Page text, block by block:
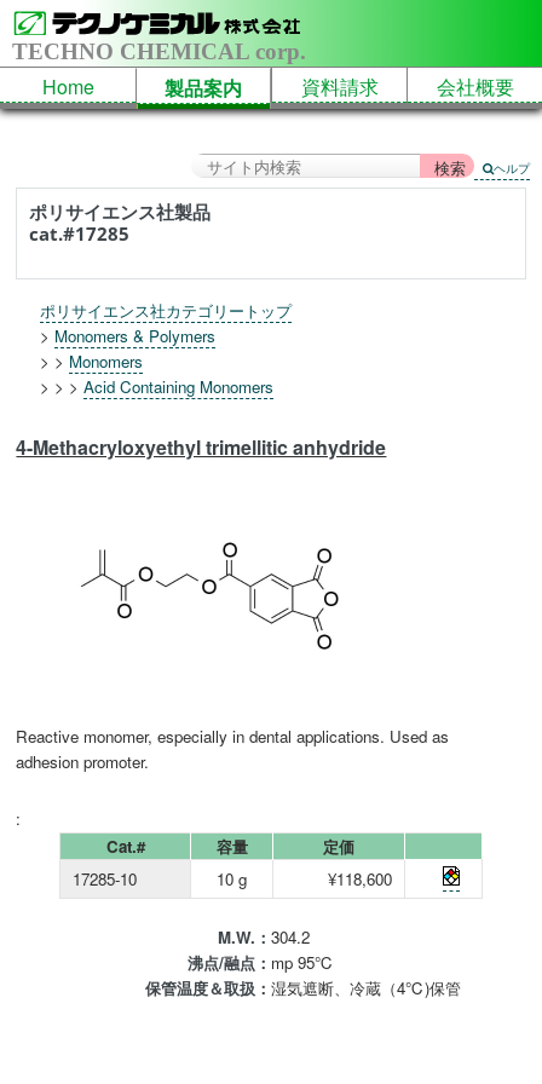
TECHNO CHEMICAL corp.
Home 製品案内 資料請求 会社概要
ヘルプ
ポリサイエンス社製品
cat.#17285
ポリサイエンス社カテゴリートップ
> Monomers & Polymers
> > Monomers
> > >Acid Containing Monomers
4-Methacryloxyethyl trimellitic anhydride
Reactive monomer, especially in dental applications. Used as
adhesion promoter.
:
Cat.#
容量
定価
17285-10
10 g ¥118,600
M.W.：304.2
沸点/融点： mp 95℃
保管温度＆取扱：湿気遮断、冷蔵（4℃)保管